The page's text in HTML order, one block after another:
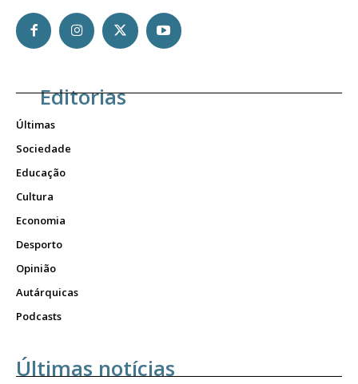
Editorias
Últimas
Sociedade
Educação
Cultura
Economia
Desporto
Opinião
Autárquicas
Podcasts
Últimas notícias